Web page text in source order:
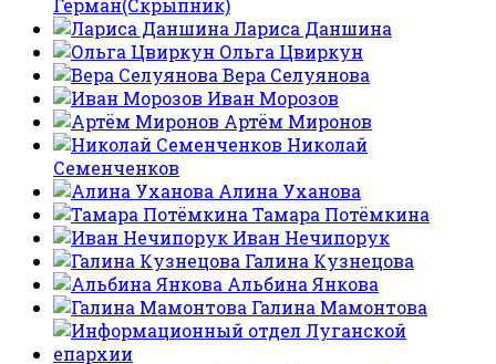
Герман(Скрыпник)
Лариса Даншина
Ольга Цвиркун
Вера Селуянова
Иван Морозов
Артём Миронов
Николай
Семенченков
Алина Уханова
Тамара Потёмкина
Иван Нечипорук
Галина Кузнецова
Альбина Янкова
Галина Мамонтова